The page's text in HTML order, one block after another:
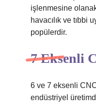
işlenmesine
havacılık ve tıbbi
popülerdir.
7 Eksenli
6 ve 7 eksenli
endüstriyel